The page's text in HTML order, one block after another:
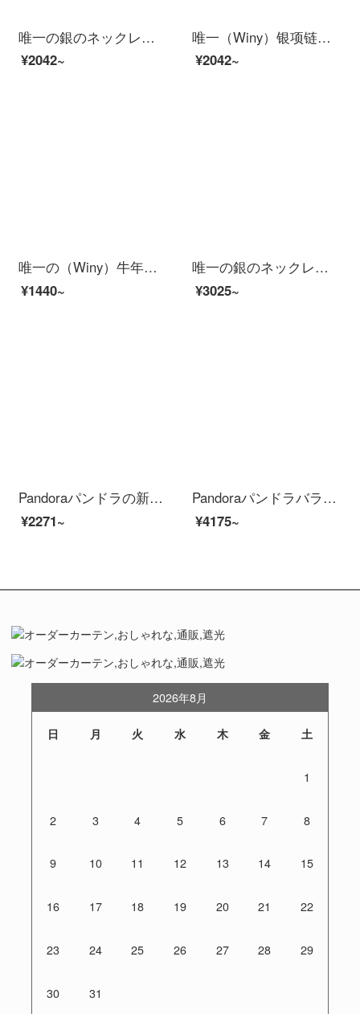
唯一の銀のネックレス女性の四つ葉のクローバーのセット999足の銀のネックレス+ピアスのセットは証明書を配合します。
¥2042~
唯一（Winy）银项链女士跳动的心两件套999足银项链+耳钉套装配证书
¥2042~
唯一の（Winy）牛年本命年の銀のネックレスの女性のファッション的なアクセサリはぶら下がってカップルの鎖骨の鎖の925銀の暖かくて変色するアクセサリーは彼女に贈り物を送ります。
¥1440~
唯一の銀のネックレス女性の四つ葉のクローバーの三点セット999足の銀のネックレス+ブレスレット+ピアスのセットは証明書を配合します。
¥3025~
Pandoraパンドラの新年の贈り物の指輪の女性925銀の気持ちが入り交じっています。
¥2271~
Pandoraパンドラバラゴールドの指輪輝くハートの願いを込めた骨の指輪
¥4175~
2026年8月
日 月 火 水 木 金 土
1
2 3 4 5 6 7 8
9 10 11 12 13 14 15
16 17 18 19 20 21 22
23 24 25 26 27 28 29
30 31